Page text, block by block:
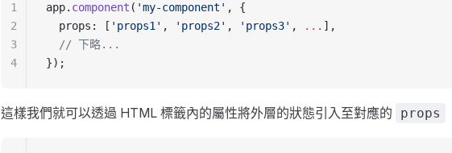
app. component ( 'my-component' , {
  props: [
'props1' , 'props2' , 'props3' , ... ],
  // 下略...
});
1
2
3
4
這樣我們就可以透過 HTML 標籤內的屬性將外層的狀態引入至對應的 props